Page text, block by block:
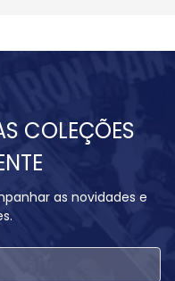
COLEÇÕES
as novidades e